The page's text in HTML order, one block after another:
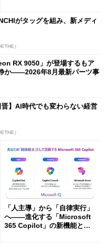
がタッグを組み、新メディ
）
RX 9050」が登場するもア
か――2026年8月最新パーツ事
晋】AI時代でも変わらない経営
）
「人主導」から「自律実行」
へ――進化する「Microsoft
365 Copilot」の新機能とエ